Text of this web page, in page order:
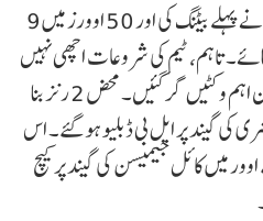
ٹاس ہارنے کے بعد ہندوستانی ٹیم نے پہلے بیٹنگ کی اور 50 اوورز میں 9
پر 249 رنز بنائے۔ تاہم، ٹیم کی شروعات اچھی نہیں
رہی اور ابتدائی پاور پلے میں ہی تین اہم وکٹیں گر گئیں۔ محض 2 رنز بنا
گیند پر ایل بی ڈبلیو ہو گئے۔ اس
میں کائل جیمیسن کی گیند پر کیچ